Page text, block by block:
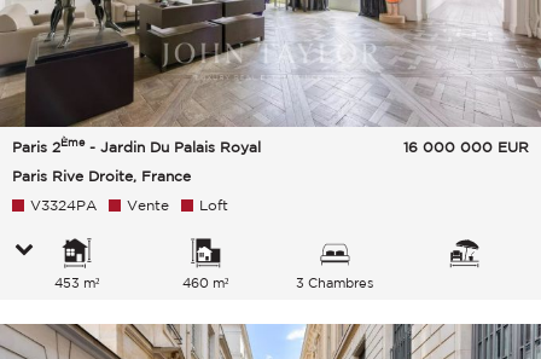
Paris 2Ème- Jardin Du Palais Royal
Paris Rive Droite, France
16 000 000 EUR
V3324PA Vente Loft
453 m² 460 m² 3 Chambres